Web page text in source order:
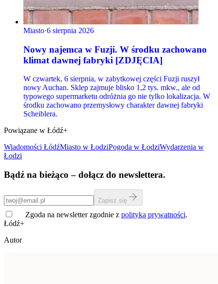
Miasto·6 sierpnia 2026
Nowy najemca w Fuzji. W środku zachowano
klimat dawnej fabryki [ZDJĘCIA]
W czwartek, 6 sierpnia, w zabytkowej części Fuzji ruszył
nowy Auchan. Sklep zajmuje blisko 1,2 tys. mkw., ale od
typowego supermarketu odróżnia go nie tylko lokalizacja. W
środku zachowano przemysłowy charakter dawnej fabryki
Scheiblera.
Powiązane w Łódź+
Wiadomości ŁódźMiasto w ŁodziPogoda w ŁodziWydarzenia w
Łodzi
Bądź na bieżąco – dołącz do newslettera.
Zapisz się
Zgoda na newsletter zgodnie z polityką prywatności.
Łódź+
Autor